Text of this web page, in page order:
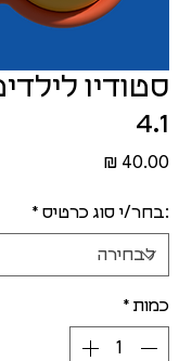
4.1
מחיר
:בחר/י סוג כרטיס *
כמות *